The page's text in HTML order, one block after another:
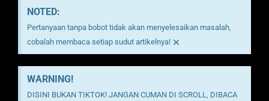
NOTED:
Pertanyaan tanpa bobot tidak akan menyelesaikan masalah,
cobalah membaca setiap sudut artikelnya! ×
WARNING!
DISINI BUKAN TIKTOK! JANGAN CUMAN DI SCROLL, DIBACA